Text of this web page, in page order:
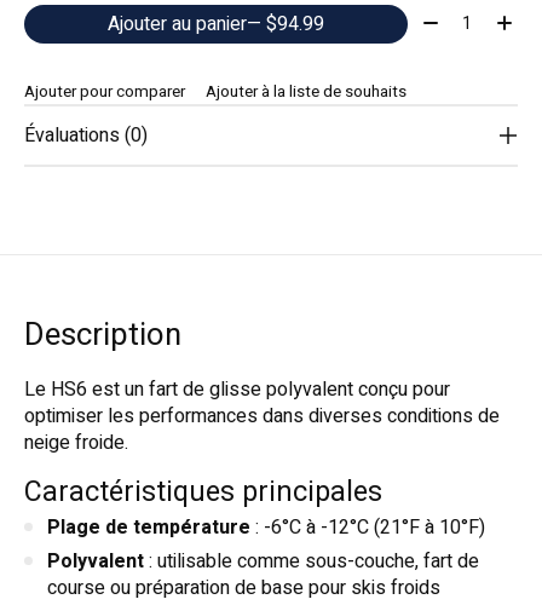
Ajouter au panier
— $94.99 Quantité:
Ajouter pour comparer Ajouter à la liste de souhaits
Évaluations (0)
Description
Le HS6 est un fart de glisse polyvalent conçu pour
optimiser les performances dans diverses conditions de
neige froide.
Caractéristiques principales
Plage de température : -6°C à -12°C (21°F à 10°F)
Polyvalent: utilisable comme sous-couche, fart de
course ou préparation de base pour skis froids